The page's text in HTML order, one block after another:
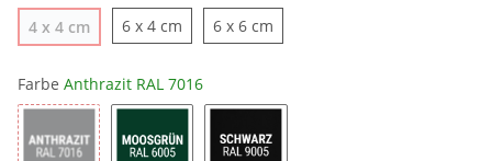
4 x 4 cm
6 x 4 cm 6 x 6 cm
Farbe Anthrazit RAL 7016